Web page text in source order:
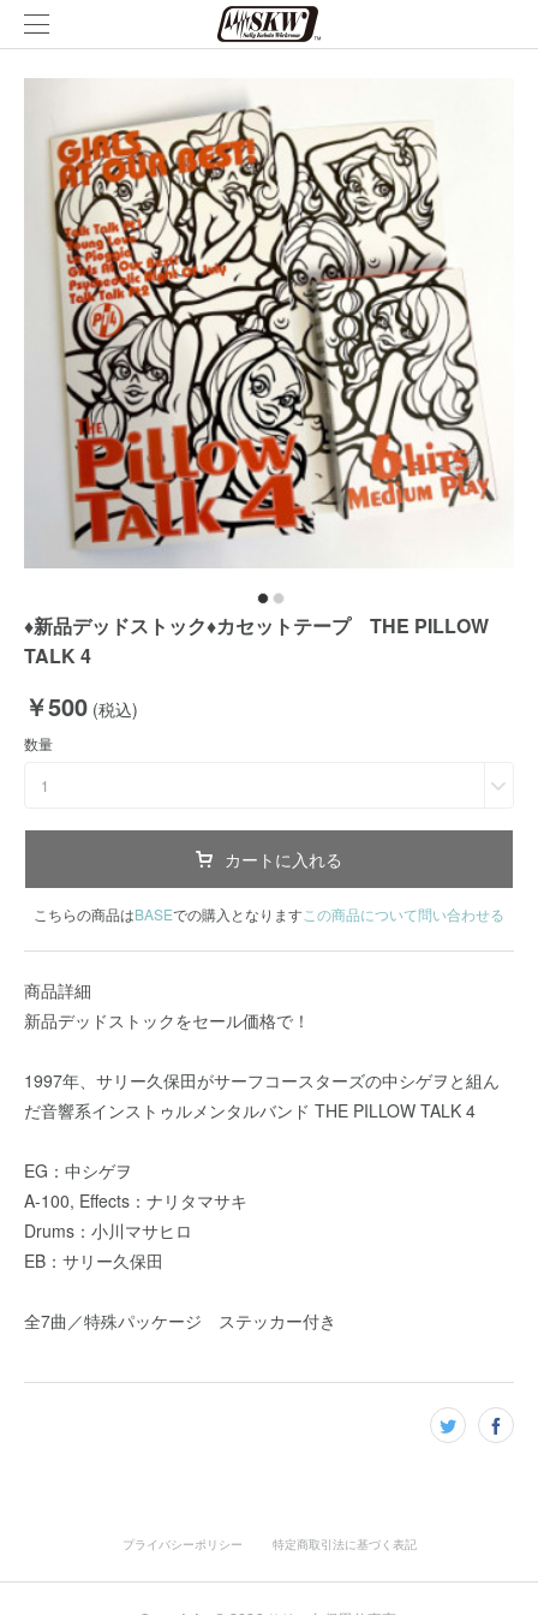
♦️新品デッドストック♦️カセットテープ THE PILLOW
TALK 4
￥500 (税込)
数量
1
カートに入れる
こちらの商品はBASEでの購入となりますこの商品について問い合わせる
商品詳細
新品デッドストックをセール価格で！
1997年、サリー久保田がサーフコースターズの中シゲヲと組ん
だ音響系インストゥルメンタルバンド THE PILLOW TALK 4
EG：中シゲヲ
A-100, Effects：ナリタマサキ
Drums：小川マサヒロ
EB：サリー久保田
全7曲／特殊パッケージ ステッカー付き
プライバシーポリシー 特定商取引法に基づく表記